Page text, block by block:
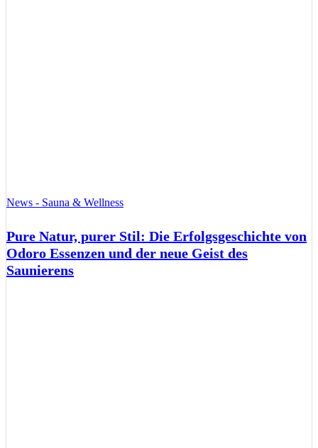
News - Sauna & Wellness
Pure Natur, purer Stil: Die Erfolgsgeschichte von
Odoro Essenzen und der neue Geist des
Saunierens